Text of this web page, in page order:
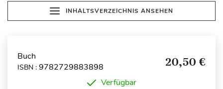
INHALTSVERZEICHNIS ANSEHEN
Buch
ISBN : 9782729883898 20,50 €
Verfügbar